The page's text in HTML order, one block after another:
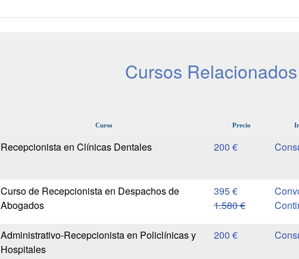
Cursos Relacionados
Curso Precio
Recepcionista en Clínicas Dentales 200 €
Curso de Recepcionista en Despachos de
Abogados
395 €
1.580 €
Administrativo-Recepcionista en Policlínicas y
Hospitales
200 €